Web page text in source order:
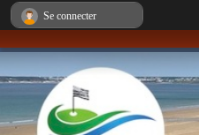
Se connecter
Panneau de gestion des cookies